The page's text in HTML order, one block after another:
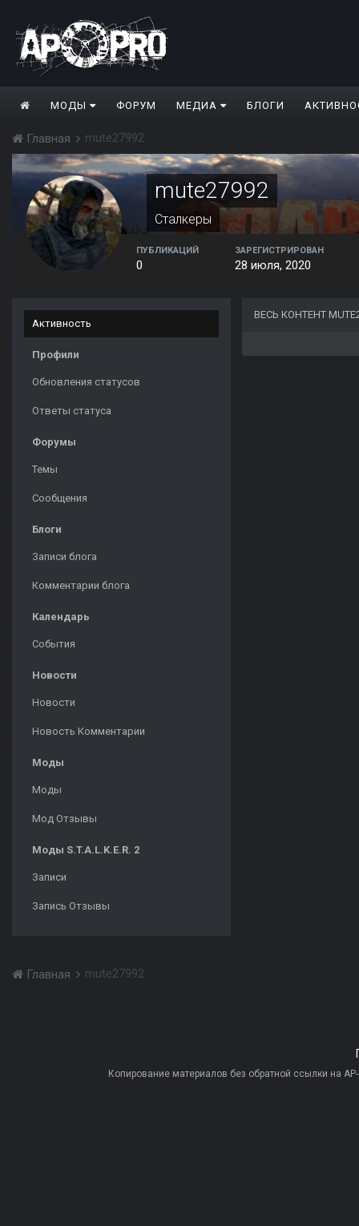
МОДЫ ФОРУМ МЕДИА БЛОГИ
Главная mute27992
mute27992
Сталкеры
ПУБЛИКАЦИЙ
0
ЗАРЕГИСТРИРОВАН
28 июля, 2020
Активность
Профили
Обновления статусов
Ответы статуса
Форумы
Темы
Сообщения
Блоги
Записи блога
Комментарии блога
Календарь
События
Новости
Новости
Новость Комментарии
Моды
Моды
Мод Отзывы
Моды S.T.A.L.K.E.R. 2
Записи
Запись Отзывы
ВЕСЬ КОНТЕНТ
Главная mute27992
Копирование материалов без обратной ссылки на